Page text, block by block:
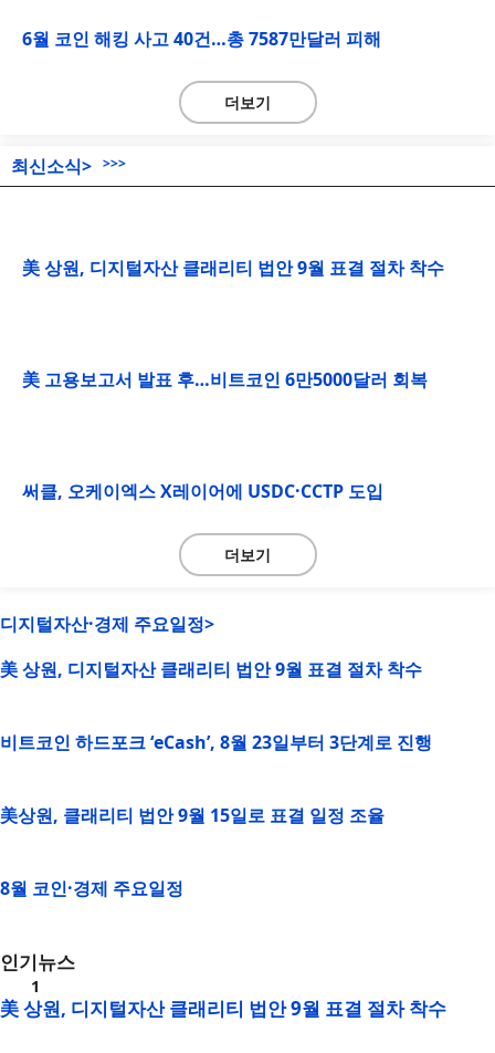
6월 코인 해킹 사고 40건…총 7587만달러 피해
더보기
최신소식> >>>
美 상원, 디지털자산 클래리티 법안 9월 표결 절차 착수
美 고용보고서 발표 후…비트코인 6만5000달러 회복
써클, 오케이엑스 X레이어에 USDC·CCTP 도입
더보기
디지털자산·경제 주요일정>
美 상원, 디지털자산 클래리티 법안 9월 표결 절차 착수
비트코인 하드포크 ‘eCash’, 8월 23일부터 3단계로 진행
美상원, 클래리티 법안 9월 15일로 표결 일정 조율
8월 코인·경제 주요일정
인기뉴스
美 상원, 디지털자산 클래리티 법안 9월 표결 절차 착수